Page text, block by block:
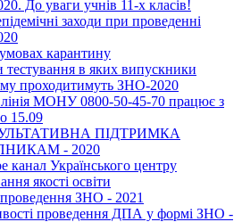
До уваги учнів 11-х класів!
заходи при проведенні
карантину
тестування в яких випускники
проходитимуть ЗНО-2020
лінія МОНУ 0800-50-45-70 працює з
15.09
ПІДТРИМКА
- 2020
канал Українського центру
якості освіти
ЗНО - 2021
проведення ДПА у формі ЗНО -